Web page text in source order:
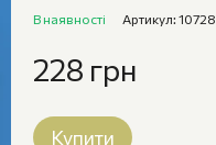
В наявності Артикул: 10728
228 грн
Купити